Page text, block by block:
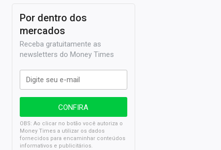
Por dentro dos
mercados
Receba gratuitamente as
newsletters do Money Times
OBS: Ao clicar no botão você autoriza o
Money Times a utilizar os dados
fornecidos para encaminhar conteúdos
informativos e publicitários.